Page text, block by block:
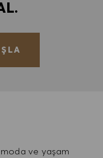
ve yaşam